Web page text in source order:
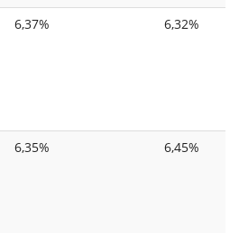
6,37% 6,32%
6,35% 6,45%